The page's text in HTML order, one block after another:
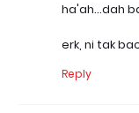
ha'ah...dah
erk, ni tak
Reply